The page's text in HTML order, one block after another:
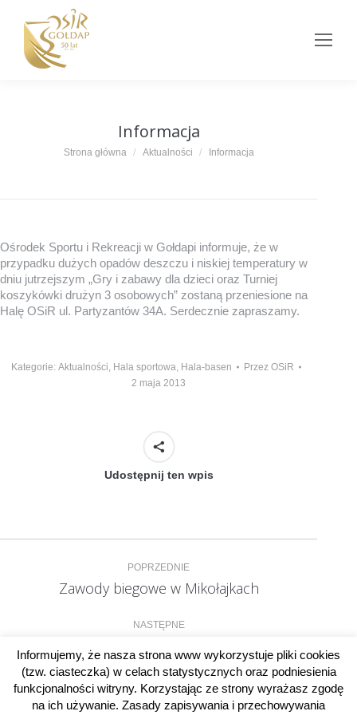
Informacja
Jesteś tutaj:
Strona główna Aktualności Informacja
Ośrodek Sportu i Rekreacji w Gołdapi informuje, że w
przypadku dużych opadów deszczu i niskiej temperatury w
dniu jutrzejszym „Gry i zabawy dla dzieci oraz Turniej
koszykówki drużyn 3 osobowych” zostaną przeniesione na
Halę OSiR ul. Partyzantów 34A. Serdecznie zapraszamy.
Kategorie: Aktualności, Hala sportowa, Hala-basen Przez OSiR
2 maja 2013
Udostępnij ten wpis
Nawigacja
wpisów
POPRZEDNIE
Poprzedni
Zawody biegowe w Mikołajkach
NASTĘPNE
wpis:
Wyniki Turnieju Piłki Koszykowej
Informujemy, że nasza strona www wykorzystuje pliki cookies
(tzw. ciasteczka) w celach statystycznych oraz podniesienia
funkcjonalności witryny. Korzystając ze strony wyrażasz zgodę
na ich używanie. Zasady zapisywania i przechowywania